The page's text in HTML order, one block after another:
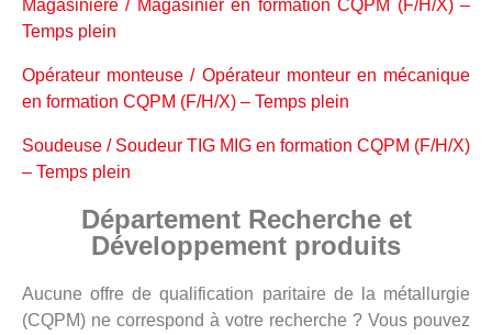
Magasinière / Magasinier en formation CQPM (F/H/X) –
Temps plein
Opérateur monteuse / Opérateur monteur en mécanique
en formation CQPM (F/H/X) – Temps plein
Soudeuse / Soudeur TIG MIG en formation CQPM (F/H/X)
– Temps plein
Département Recherche et
Développement produits
Aucune offre de qualification paritaire de la métallurgie
(CQPM) ne correspond à votre recherche ? Vous pouvez